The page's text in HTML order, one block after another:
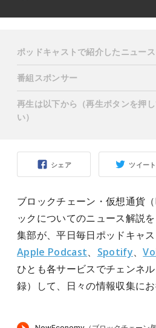
シェア ツイート
ブロックチェーン・仮想通貨
ックについてのニュース解説
集部が、平日毎日ポッドキャス
Apple Podcast、 Spotify、
ひとも各サービスでチェンネ
録）して、日々の情報収集にお
ポッドキャストで紹介したニュース
番組スポンサー
再生は以下から（再生ボタンを押
い）